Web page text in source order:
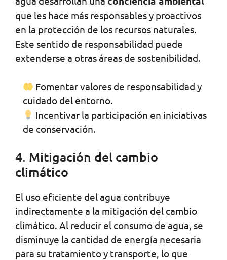
que les hace más responsables y proactivos
en la protección de los recursos naturales.
Este sentido de responsabilidad puede
extenderse a otras áreas de sostenibilidad.
Fomentar valores de responsabilidad y
cuidado del entorno.
Incentivar la participación en iniciativas
de conservación.
4. Mitigación del cambio
climático
El uso eficiente del agua contribuye
indirectamente a la mitigación del cambio
climático. Al reducir el consumo de agua, se
disminuye la cantidad de energía necesaria
para su tratamiento y transporte, lo que